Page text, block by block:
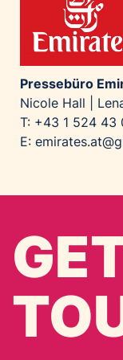
Pressebüro
Nicole Hall |
T: +43 1 524 43
E: